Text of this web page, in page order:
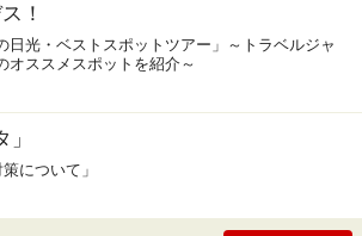
！
日光・ベストスポットツアー」～トラベルジャ
オススメスポットを紹介～
について」